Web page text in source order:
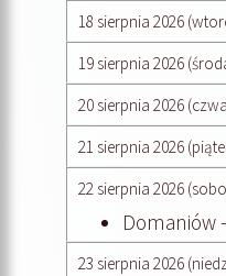
18 sierpnia 2026
19 sierpnia 2026
20 sierpnia 2026
21 sierpnia 2026
22 sierpnia 2026
Domaniów
23 sierpnia 2026